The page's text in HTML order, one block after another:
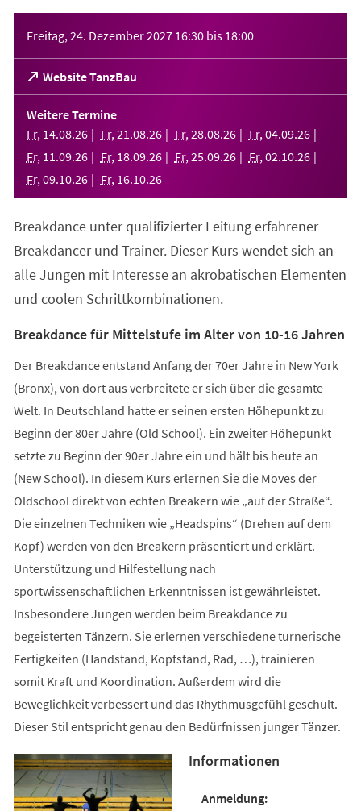
Freitag, 24. Dezember 2027 16:30 bis 18:00
Website TanzBau
(Öffnet
in
einem
neuen
Tab)
Weitere Termine
Fr, 14.08.26 Fr, 21 .08.26 Fr, 28.08.26 Fr, 04.09.26
Fr, 11 .09.26 Fr, 18.09.26 Fr, 25.09.26 Fr, 02.10.26
Fr, 09.10.26 Fr, 16.10.26
Breakdance unter qualifizierter Leitung erfahrener
Breakdancer und Trainer. Dieser Kurs wendet sich an
alle Jungen mit Interesse an akrobatischen Elementen
und coolen Schrittkombinationen.
Breakdance für Mittelstufe im Alter von 10-16 Jahren
Der Breakdance entstand Anfang der 70er Jahre in New York
(Bronx), von dort aus verbreitete er sich über die gesamte
Welt. In Deutschland hatte er seinen ersten Höhepunkt zu
Beginn der 80er Jahre (Old School). Ein zweiter Höhepunkt
setzte zu Beginn der 90er Jahre ein und hält bis heute an
(New School). In diesem Kurs erlernen Sie die Moves der
Oldschool direkt von echten Breakern wie „auf der Straße“.
Die einzelnen Techniken wie „Headspins“ (Drehen auf dem
Kopf) werden von den Breakern präsentiert und erklärt.
Unterstützung und Hilfestellung nach
sportwissenschaftlichen Erkenntnissen ist gewährleistet.
Insbesondere Jungen werden beim Breakdance zu
begeisterten Tänzern. Sie erlernen verschiedene turnerische
Fertigkeiten (Handstand, Kopfstand, Rad, …), trainieren
somit Kraft und Koordination. Außerdem wird die
Beweglichkeit verbessert und das Rhythmusgefühl geschult.
Dieser Stil entspricht genau den Bedürfnissen junger Tänzer.
Informationen